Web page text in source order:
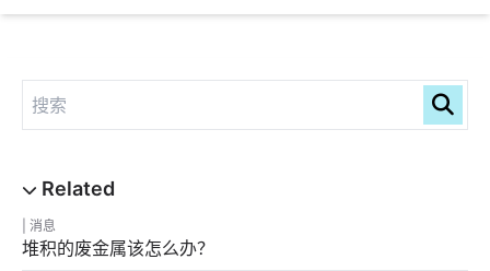
消息
堆积的废金属该怎么办？